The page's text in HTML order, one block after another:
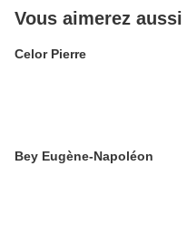
Vous aimerez aussi
Celor Pierre
Bey Eugène-Napoléon